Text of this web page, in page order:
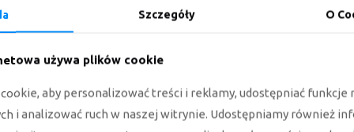
na cenę oraz efektywność
pod uwagę 6 poniższych
Szczegóły O
używa plików cookie
aby personalizować treści i reklamy, udostępniać funkcje
i analizować ruch w naszej witrynie. Udostępniamy również